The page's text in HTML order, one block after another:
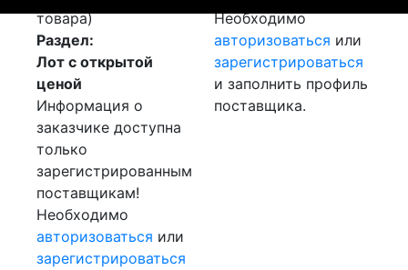
товара)
Раздел:
Лот с открытой
ценой
Информация о
заказчике доступна
только
зарегистрированным
поставщикам!
Необходимо
авторизоваться или
зарегистрироваться
Необходимо
авторизоваться или
зарегистрироваться
и заполнить профиль
поставщика.